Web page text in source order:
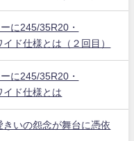
に245/35R20・
ド仕様とは（２回目）
に245/35R20・
イド仕様とは
きいの怨念が舞台に憑依